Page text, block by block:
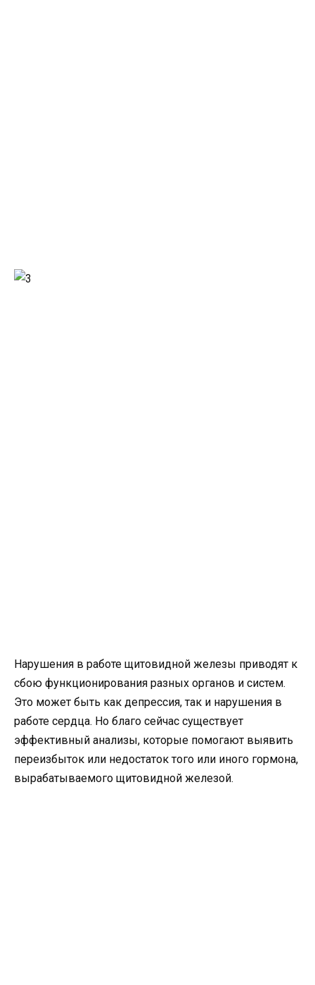
Нарушения в работе щитовидной железы приводят к
сбою функционирования разных органов и систем.
Это может быть как депрессия, так и нарушения в
работе сердца. Но благо сейчас существует
эффективный анализы, которые помогают выявить
переизбыток или недостаток того или иного гормона,
вырабатываемого щитовидной железой.